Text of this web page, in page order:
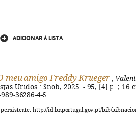
ADICIONAR À LISTA
meu amigo Freddy Krueger ;
Unidos : Snob, 2025. - 95, [4] p. ; 16
36286-4-5
http://id.bnportugal.gov.pt/bib/